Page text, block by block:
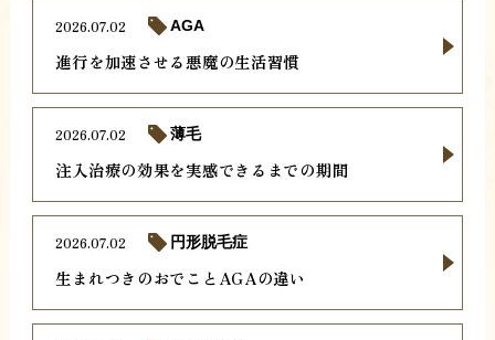
進行を加速させる悪魔の生活習慣
2026.07.02 AGA
注入治療の効果を実感できるまでの期間
2026.07.02 薄毛
生まれつきのおでことAGAの違い
2026.07.02 円形脱毛症